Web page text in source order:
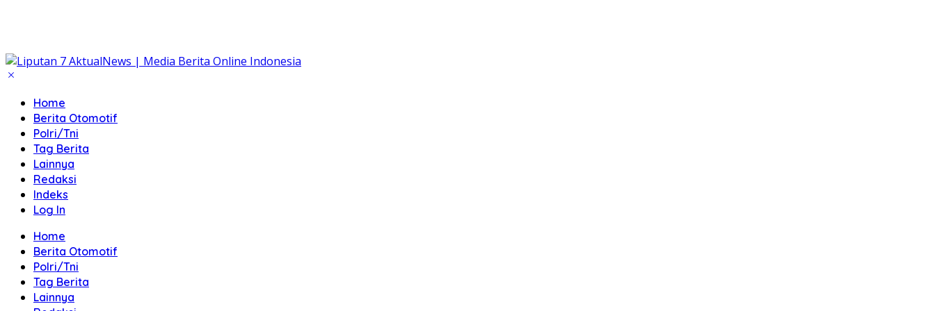
Home
Berita Otomotif
Polri/Tni
Tag Berita
Lainnya
Redaksi
Indeks
Log In
Home
Berita Otomotif
Polri/Tni
Tag Berita
Lainnya